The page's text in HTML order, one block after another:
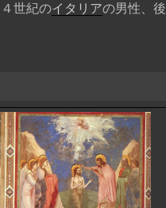
世紀のイタリアの男性、後